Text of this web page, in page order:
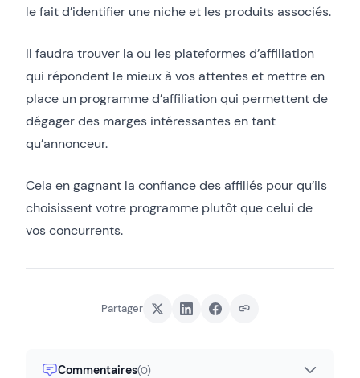
le fait d’identifier une niche et les produits associés.
Il faudra trouver la ou les plateformes d’affiliation
qui répondent le mieux à vos attentes et mettre en
place un programme d’affiliation qui permettent de
dégager des marges intéressantes en tant
qu’annonceur.
Cela en gagnant la confiance des affiliés pour qu’ils
choisissent votre programme plutôt que celui de
vos concurrents.
Partager
Commentaires(0)